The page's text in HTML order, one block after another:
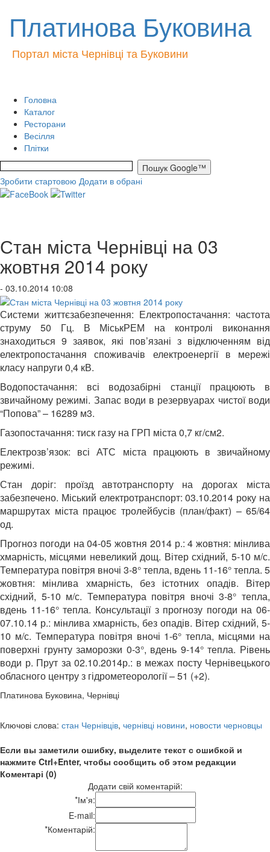
Платинова Буковина
Портал міста Чернівці та Буковини
Головна
Каталог
Ресторани
Весілля
Плітки
Зробити стартовою Додати в обрані
Стан міста Чернівці на 03
жовтня 2014 року
- 03.10.2014 10:08
Системи життєзабезпечення: Електропостачання: частота
струму 50 Гц. В МіськРЕМ на контролі виконання
знаходиться 9 заявок, які пов’язані з відключенням від
електропостачання споживачів електроенергії в мережі
класу напруги 0,4 кВ.
Водопостачання: всі водозабірні станції працюють в
звичайному режимі. Запас води в резервуарах чистої води
“Попова” – 16289 м3.
Газопостачання: тиск газу на ГРП міста 0,7 кг/см2.
Електрозв’язок: всі АТС міста працюють в звичайному
режимі.
Стан доріг: проїзд автотранспорту на дорогах міста
забезпечено. Міський електротранспорт: 03.10.2014 року на
маршрутах міста працює тролейбусів (план/факт) – 65/64
од.
Прогноз погоди на 04-05 жовтня 2014 р.: 4 жовтня: мінлива
хмарність, місцями невеликий дощ. Вітер східний, 5-10 м/с.
Температура повітря вночі 3-8° тепла, вдень 11-16° тепла. 5
жовтня: мінлива хмарність, без істотних опадів. Вітер
східний, 5-10 м/с. Температура повітря вночі 3-8° тепла,
вдень 11-16° тепла. Консультації з прогнозу погоди на 06-
07.10.14 р.: мінлива хмарність, без опадів. Вітер східний, 5-
10 м/с. Температура повітря вночі 1-6° тепла, місцями на
поверхні грунту заморозки 0-3°, вдень 9-14° тепла. Рівень
води р. Прут за 02.10.2014р.: в межах посту Чернівецького
обласного центру з гідрометеорології – 51 (+2).
Платинова Буковина, Чернівці
Ключові слова: стан Чернівців, чернівці новини, новости черновцы
Если вы заметили ошибку, выделите текст с ошибкой и
нажмите Ctrl+Enter, чтобы сообщить об этом редакции
Коментарі (0)
Додати свій коментарій:
*Ім'я:
E-mail:
*Коментарій: